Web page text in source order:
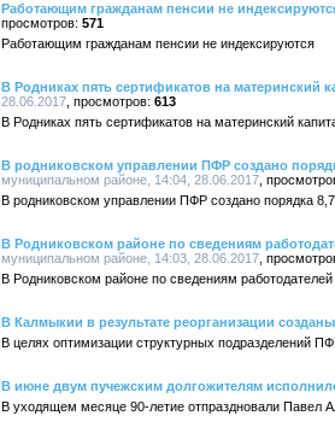
Работающим гражданам пенсии не
571
Работающим гражданам пенсии не индексируются
В Родниках пять сертификатов на материнский
28.06.2017
613
В Родниках пять сертификатов на материнский
В родниковском управлении ПФР создано
муниципальном районе, 14:04, 28.06.2017
В родниковском управлении ПФР создано порядка
В Родниковском районе по сведениям
муниципальном районе, 14:03, 28.06.2017
В Родниковском районе по сведениям
В Калмыкии в результате реорганизации
В целях оптимизации структурных подразделений
В июне двум пучежским долгожителям
В уходящем месяце 90-летие отпраздновали Павел